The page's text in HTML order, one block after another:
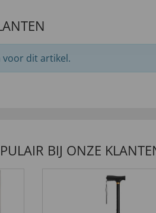
voor dit artikel.
BIJ ONZE